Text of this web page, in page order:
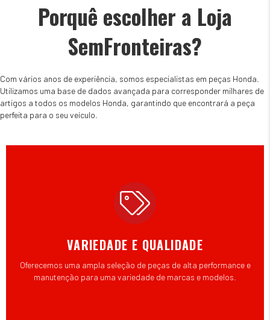
Porquê escolher a Loja
SemFronteiras?
Com vários anos de experiência, somos especialistas em peças Honda.
Utilizamos uma base de dados avançada para corresponder milhares de
artigos a todos os modelos Honda, garantindo que encontrará a peça
perfeita para o seu veículo.
VARIEDADE E QUALIDADE
Oferecemos uma ampla seleção de peças de alta performance e
manutenção para uma variedade de marcas e modelos.